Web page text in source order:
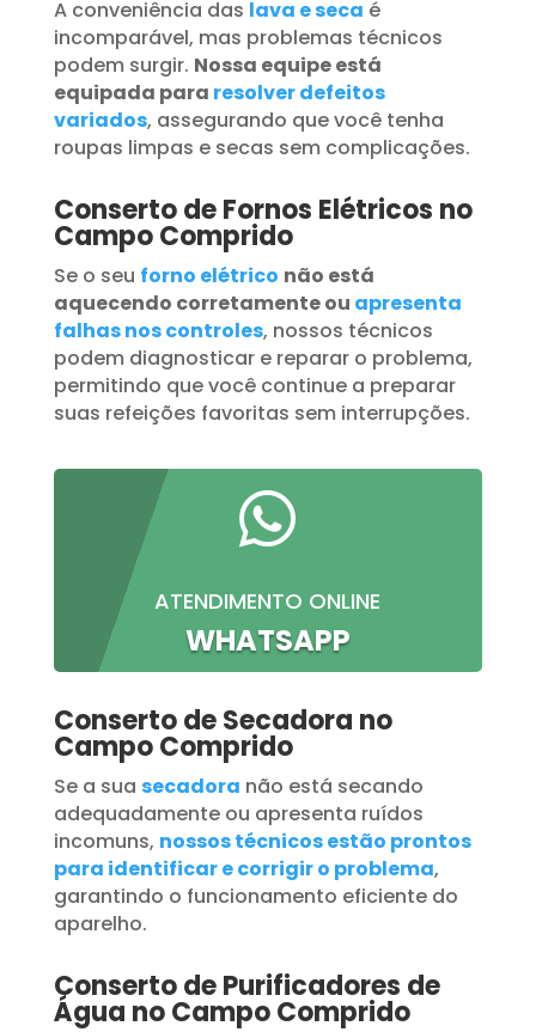
A conveniência das lava e seca é
incomparável, mas problemas técnicos
podem surgir. Nossa equipe está
equipada para resolver defeitos
variados, assegurando que você tenha
roupas limpas e secas sem complicações.
Conserto de Fornos Elétricos no
Campo Comprido
Se o seu forno elétrico não está
aquecendo corretamente ou apresenta
falhas nos controles, nossos técnicos
podem diagnosticar e reparar o problema,
permitindo que você continue a preparar
suas refeições favoritas sem interrupções.

ATENDIMENTO ONLINE
WHATSAPP
Conserto de Secadora no
Campo Comprido
Se a sua secadora não está secando
adequadamente ou apresenta ruídos
incomuns, nossos técnicos estão prontos
para identificar e corrigir o problema,
garantindo o funcionamento eficiente do
aparelho.
Conserto de Purificadores de
Água no Campo Comprido